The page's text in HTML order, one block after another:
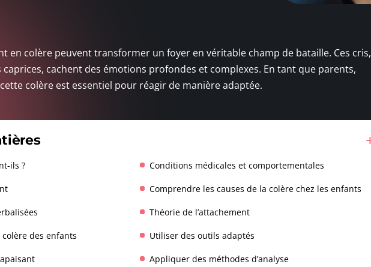
en colère peuvent transformer un foyer en véritable champ de bataille. Ces cris,
cachent des émotions profondes et complexes. En tant que parents,
colère est essentiel pour réagir de manière adaptée.
ils ? Conditions médicales et comportementales
Comprendre les causes de la colère chez les enfants
Théorie de l’attachement
des enfants Utiliser des outils adaptés
Appliquer des méthodes d’analyse